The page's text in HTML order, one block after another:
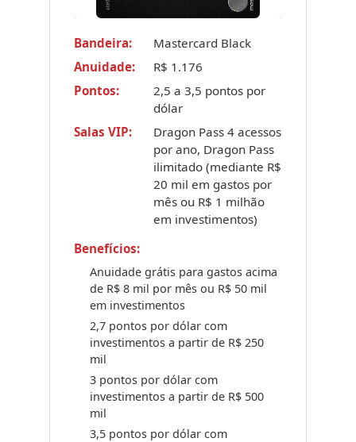
Bandeira:
Mastercard Black
Anuidade:
R$ 1.176
Pontos:
2,5 a 3,5 pontos por
dólar
Salas VIP:
Dragon Pass 4 acessos
por ano, Dragon Pass
ilimitado (mediante R$
20 mil em gastos por
mês ou R$ 1 milhão
em investimentos)
Benefícios:
Anuidade grátis para gastos acima
de R$ 8 mil por mês ou R$ 50 mil
em investimentos
2,7 pontos por dólar com
investimentos a partir de R$ 250
mil
3 pontos por dólar com
investimentos a partir de R$ 500
mil
3,5 pontos por dólar com